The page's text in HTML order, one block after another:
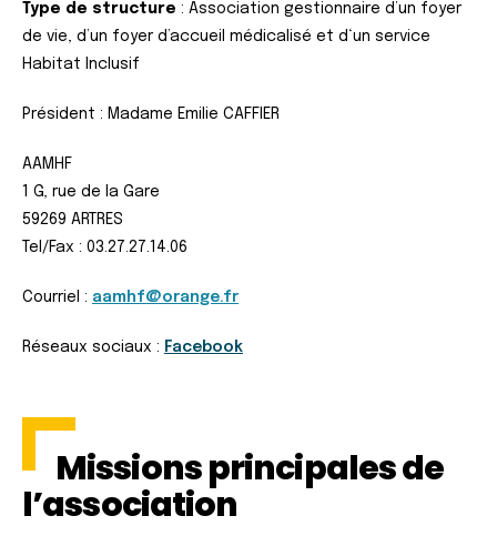
Type de structure : Association gestionnaire d’un foyer
de vie, d’un foyer d’accueil médicalisé et d‘un service
Habitat Inclusif
Président : Madame Emilie CAFFIER
AAMHF
1 G, rue de la Gare
59269 ARTRES
Tel/Fax : 03.27.27.14.06
Courriel : aamhf@orange.fr
Réseaux sociaux : Facebook
Missions principales de
l’association